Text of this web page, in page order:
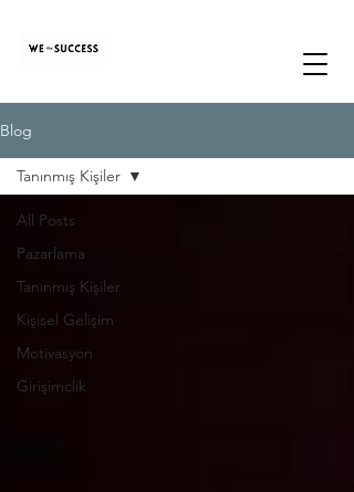
Blog
All Posts
Pazarlama
Tanınmış Kişiler
Kişisel Gelişim
Motivasyon
Girişimclik
Tanınmış Kişiler